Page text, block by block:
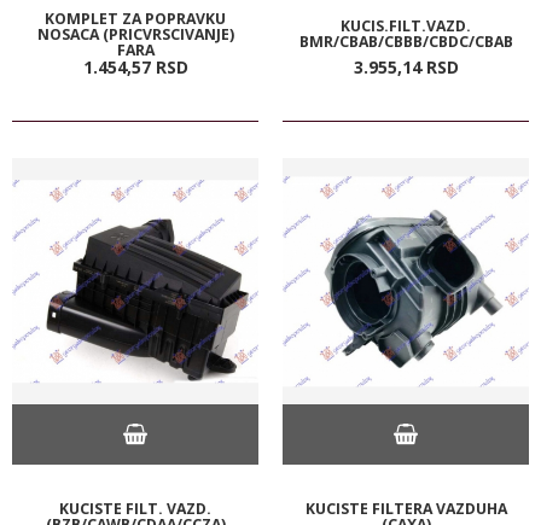
KOMPLET ZA POPRAVKU
NOSACA (PRICVRSCIVANJE)
FARA
1.454,57 RSD
KUCIS.FILT.VAZD.
BMR/CBAB/CBBB/CBDC/CBAB
3.955,14 RSD
KUCISTE FILT. VAZD. KUCISTE FILTERA VAZDUHA